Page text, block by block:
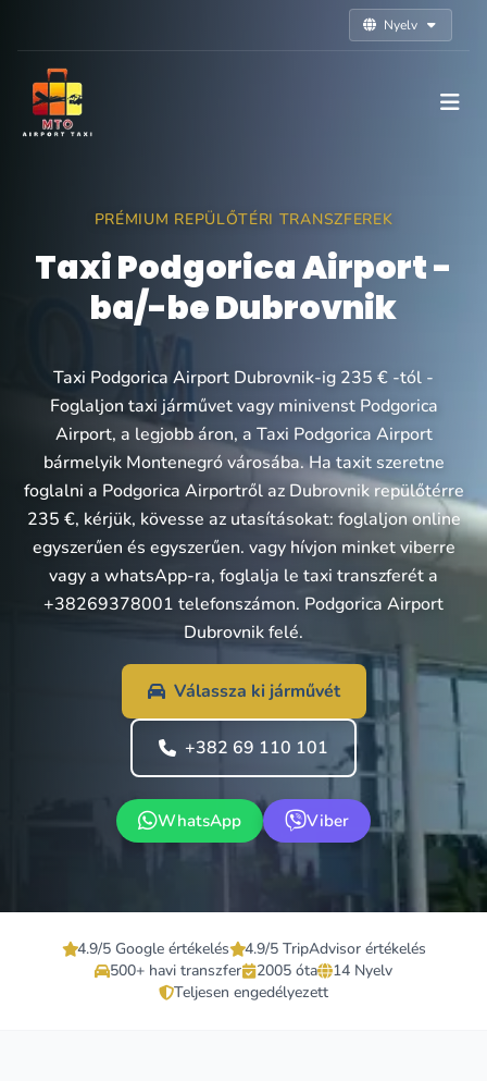
Nyelv
PRÉMIUM REPÜLŐTÉRI TRANSZFEREK
Taxi Podgorica Airport -
ba/-be Dubrovnik
Taxi Podgorica Airport Dubrovnik-ig 235 € -tól -
Foglaljon taxi járművet vagy minivenst Podgorica
Airport, a legjobb áron, a Taxi Podgorica Airport
bármelyik Montenegró városába. Ha taxit szeretne
foglalni a Podgorica Airportről az Dubrovnik repülőtérre
235 €, kérjük, kövesse az utasításokat: foglaljon online
egyszerűen és egyszerűen. vagy hívjon minket viberre
vagy a whatsApp-ra, foglalja le taxi transzferét a
+38269378001 telefonszámon. Podgorica Airport
Dubrovnik felé.
Válassza ki járművét
+382 69 110 101
WhatsApp Viber
4.9/5 Google értékelés
4.9/5 TripAdvisor értékelés
500+ havi transzfer
2005 óta
14 Nyelv
Teljesen engedélyezett